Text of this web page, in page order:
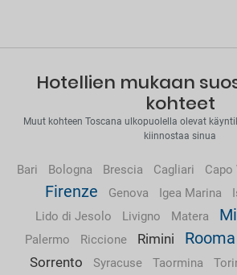
Hotellien mukaan
kohteet
Muut kohteen Toscana ulkopuolella olevat
kiinnostaa sinua
Bari Bologna Brescia Cagliari Capo
Firenze Genova Igea Marina
Lido di Jesolo
Livigno Matera
Palermo Riccione Rimini Rooma
Sorrento Syracuse Taormina